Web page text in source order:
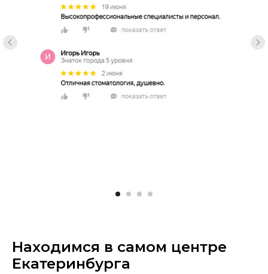
Находимся в самом центре
Екатеринбурга